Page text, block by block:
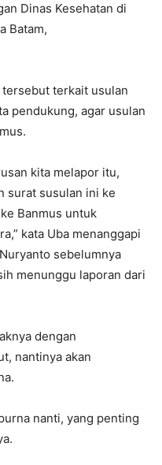
Dinas Kesehatan di
Batam,
terkait usulan
pendukung, agar usulan
kita melapor itu,
surat susulan ini ke
Banmus untuk
kata Uba menanggapi
sebelumnya
menunggu laporan dari
dengan
nantinya akan
nanti, yang penting